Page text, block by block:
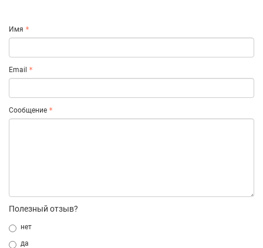
Имя
Email
Сообщение
Полезный отзыв?
нет
да